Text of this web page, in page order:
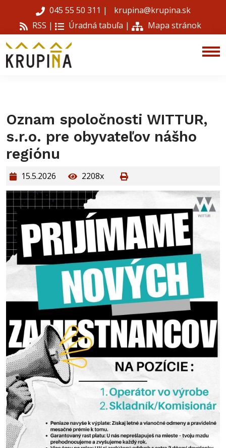
045 55 50 311 |
krupina@krupina.sk
RSS |
Úradná tabuľa | Mapa stránok
Oznam spoločnosti WITTUR,
s.r.o. pre obyvateľov nášho
regiónu
15.5.2026 2208x